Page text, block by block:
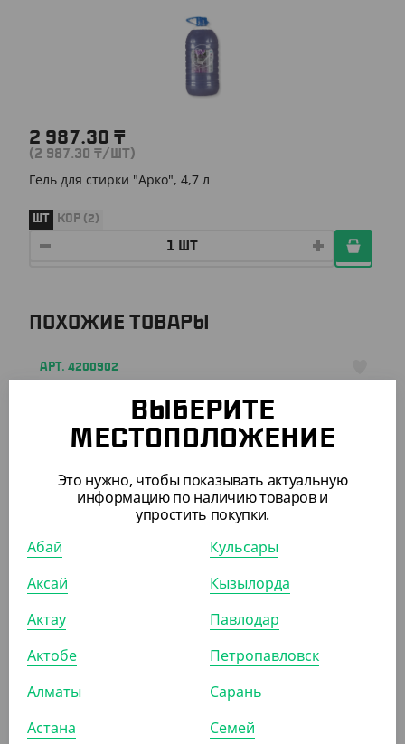
2 987.30 ₸
(2 987.30 ₸/ШТ)
Гель для стирки "Арко", 4,7 л
ШТ КОР (2)
ПОХОЖИЕ ТОВАРЫ
АРТ. 4200902
Отбеливатель "Синергетик", биоразлагаемый, 1 л
ШТ КОР (15)
АРТ. 42009
ВЫБЕРИТЕ
МЕСТОПОЛОЖЕНИЕ
Это нужно, чтобы показывать актуальную
информацию по наличию товаров и
упростить покупки.
Абай
Аксай
Актау
Актобе
Алматы
Астана
Кульсары
Кызылорда
Павлодар
Петропавловск
Сарань
Семей